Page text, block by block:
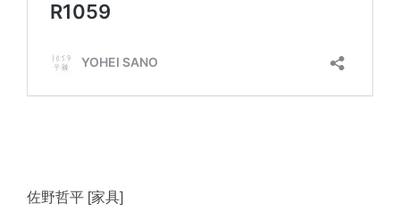
佐野哲平 [家具]